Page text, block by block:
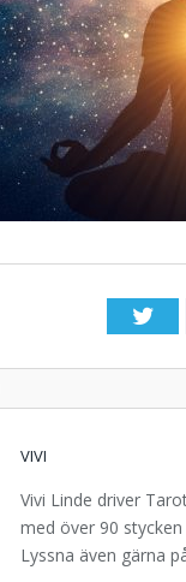
VIVI
Vivi Linde driver
med över 90
Lyssna även gärna